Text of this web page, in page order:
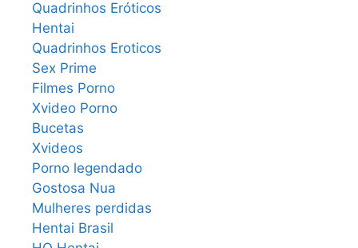
Quadrinhos Eróticos
Hentai
Quadrinhos Eroticos
Sex Prime
Filmes Porno
Xvideo Porno
Bucetas
Xvideos
Porno legendado
Gostosa Nua
Mulheres perdidas
Hentai Brasil